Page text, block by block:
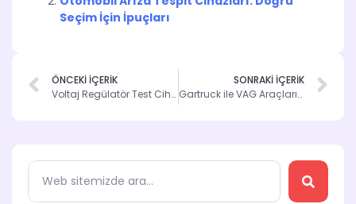
Seçim İçin İpuçları
ÖNCEKİ İÇERİK
Voltaj Regülatör Test Cihazı ile Güvenli Sürüş
SONRAKİ İÇERİK
Gartruck ile VAG Araçların Anahtar ve ECU Kodlama